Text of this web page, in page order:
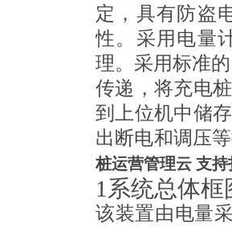
定，具有防盗
性。采用电量
理。采用标准
传递，将充电
到上位机中储
出断电和调压
桩运营管理云 支
1系统总体框
该装置由电量